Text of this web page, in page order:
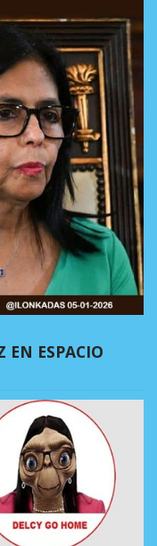
EN ESPACIO